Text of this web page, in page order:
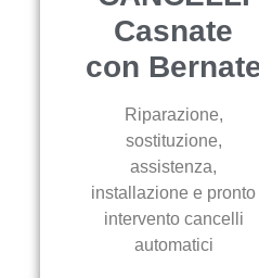
Casnate
con
Riparazione,
sostituzione,
assistenza,
installazione e pronto
intervento cancelli
automatici